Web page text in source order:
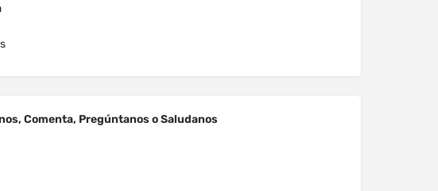
Comenta, Pregúntanos o Saludanos